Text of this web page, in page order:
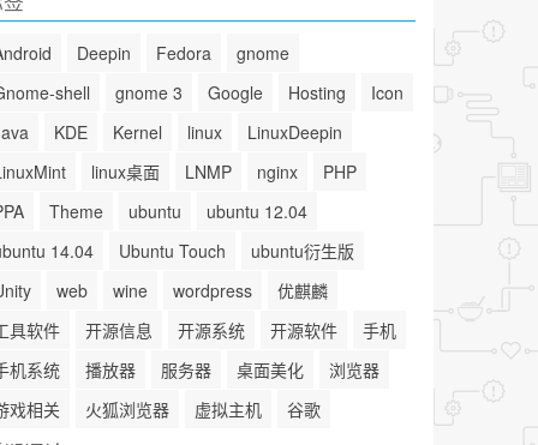
Deepin Fedora
gnome
shell
gnome 3 Google Hosting
Icon
KDE Kernel linux
LinuxDeepin
linux桌面 LNMP nginx
PHP
Theme ubuntu
ubuntu 12.04
14.04
Ubuntu Touch
ubuntu衍生版
web wine wordpress
优麒麟
具软件
开源信息 开源系统 开源软件
手机
机系统
播放器 服务器 桌面美化
浏览器
戏相关
火狐浏览器 虚拟主机 谷歌